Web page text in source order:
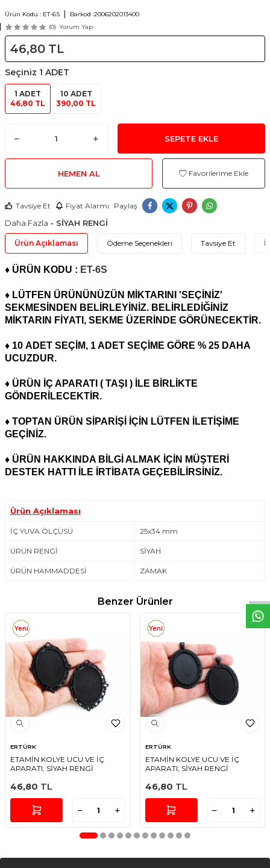
Ürün Kodu : ET-6S Barkod :2006202013400
(0) Yorum Yap
46,80 TL
Seçiniz 1 ADET
1 ADET
46,80 TL
10 ADET
390,00 TL
SEPETE EKLE
HEMEN AL Favorilerime Ekle
Tavsiye Et Fiyat Alarmı Paylaş
Daha Fazla - SİYAH RENGİ
Ürün Açıklaması Ödeme Seçenekleri Tavsiye Et
♦ ÜRÜN KODU : ET-6S
♦ LÜTFEN ÜRÜNÜNÜZÜN MİKTARINI 'SEÇİNİZ'
SEKMESİNDEN BELİRLEYİNİZ. BELİRLEDİĞİNİZ
MİKTARIN FİYATI, SEKME ÜZERİNDE GÖRÜNECEKTİR.
♦ 10 ADET SEÇİM, 1 ADET SEÇİME GÖRE % 25 DAHA
UCUZDUR.
♦ ÜRÜN İÇ APARATI ( TAŞI ) İLE BİRLİKTE
GÖNDERİLECEKTİR.
♦ TOPTAN ÜRÜN SİPARİŞİ İÇİN LÜTFEN İLETİŞİME
GEÇİNİZ.
♦ ÜRÜN HAKKINDA BİLGİ ALMAK İÇİN MÜŞTERİ
DESTEK HATTI İLE İRTİBATA GEÇEBİLİRSİNİZ.
Ürün Açıklaması
İÇ YUVA ÖLÇÜSÜ 25x34 mm
ÜRÜN RENGİ SİYAH
ÜRÜN HAMMADDESİ ZAMAK
Benzer Ürünler
Yeni
ERTÜRK
ETAMİN KOLYE UCU VE İÇ
APARATI, SİYAH RENGİ
46,80 TL
Yeni
ERTÜRK
ETAMİN KOLYE UCU VE İÇ
APARATI, SİYAH RENGİ
46,80 TL